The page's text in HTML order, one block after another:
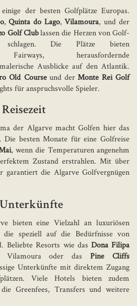
der besten Golfplätze Europas.
, Quinta do Lago, Vilamoura, und der
Golf Clublassen die Herzen von Golf-
schlagen. Die Plätze bieten
Fairways, herausfordernde
Ausblicke auf den Atlantik.
Old Courseund der Monte Rei Golf
für anspruchsvolle Spieler.
der Algarve macht Golfen hier das
Die besten Monate für eine Golfreise
, wenn die Temperaturen angenehm
Zustand erstrahlen. Mit über
garantiert die Algarve Golfvergnügen
bieten eine Vielzahl an luxuriösen
speziell auf die Bedürfnisse von
Beliebte Resorts wie das Dona Filipa
Vilamoura oder das Pine Cliffs
Unterkünfte mit direktem Zugang
Viele Hotels bieten zudem
Greenfees, Transfers und weitere